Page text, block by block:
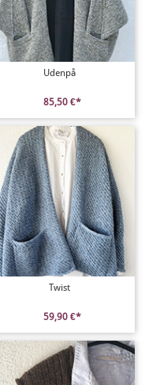
Udenpå
85,50 €*
Twist
59,90 €*